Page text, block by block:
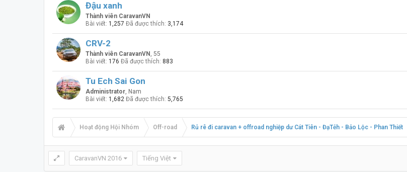
Đậu xanh
Thành viên CaravanVN
Bài viết: 1,257 Đã được thích: 3,174
CRV-2
Thành viên CaravanVN , 55
Bài viết: 176 Đã được thích: 883
Tu Ech Sai Gon
Administrator, Nam
Bài viết: 1,682 Đã được thích: 5,765
Hoạt động Hội Nhóm Off-road Rủ rê đi caravan + offroad nghiệp dư Cát Tiên - ĐạTẻh - Bảo Lộc - Phan Thiết
CaravanVN 2016 Tiếng Việt